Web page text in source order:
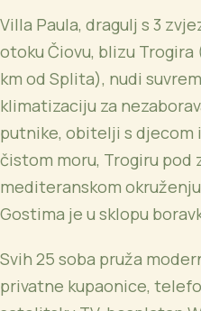
Villa Paula, dragulj s 3
otoku Čiovu, blizu Trogira
km od Splita), nudi
klimatizaciju za
putnike, obitelji s djecom
čistom moru, Trogiru pod
mediteranskom
Gostima je u sklopu
Svih 25 soba pruža
privatne kupaonice,